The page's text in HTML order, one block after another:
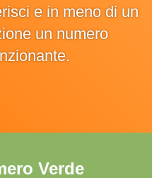
e in meno di un
un numero
Verde